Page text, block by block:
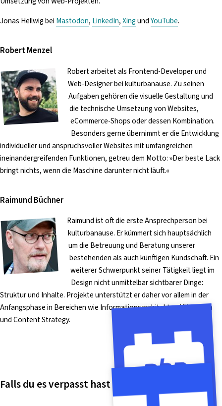
Jonas Hellwig bei Mastodon, LinkedIn,XingundYouTube.
Robert Menzel
Robert arbeitet als Frontend-Developer und
Web-Designer bei kulturbanause. Zu seinen
Aufgaben gehören die visuelle Gestaltung und
die technische Umsetzung von Websites,
eCommerce-Shops oder dessen Kombination.
Besonders gerne übernimmt er die Entwicklung
individueller und anspruchsvoller Websites mit umfangreichen
ineinandergreifenden Funktionen, getreu dem Motto: »Der beste Lack
bringt nichts, wenn die Maschine darunter nicht läuft.«
Raimund Büchner
Raimund ist oft die erste Ansprechperson bei
kulturbanause. Er kümmert sich hauptsächlich
um die Betreuung und Beratung unserer
bestehenden als auch künftigen Kundschaft. Ein
weiterer Schwerpunkt seiner Tätigkeit liegt im
Design nicht unmittelbar sichtbarer Dinge:
Struktur und Inhalte. Projekte unterstützt er daher vor allem in der
Anfangsphase in Bereichen wie Informationsarchitektur, UX-Design
und Content Strategy.
Falls du es verpasst hast